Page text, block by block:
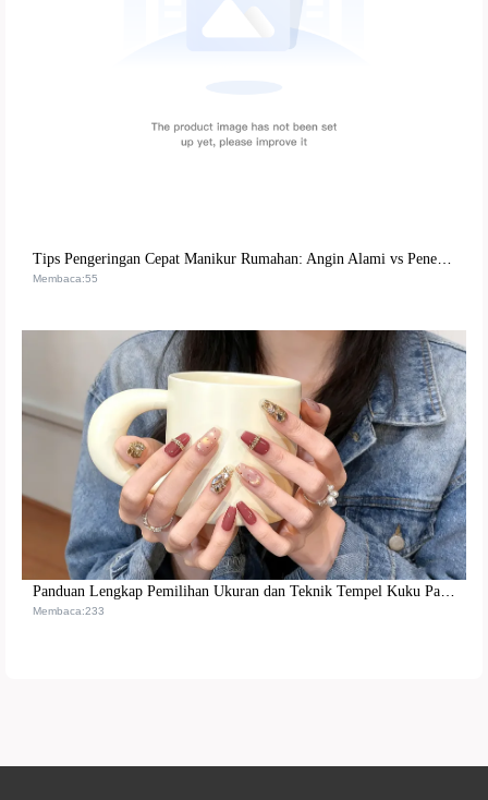
Membaca:55
Panduan Lengkap Pemilihan Ukuran dan Teknik Tempel Kuku Palsu untuk Pemula hingga Ahli
Membaca:233